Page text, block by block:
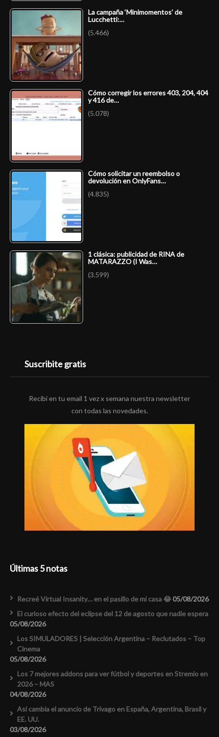
La campaña ‘Minimomentos’ de
Lucchetti:…
(5.466)
Cómo corregir los errores 403, 204, 404
y 416 de…
(5.078)
Cómo solicitar un reembolso o
devolución en OnlyFans…
(4.835)
1 clásica: publicidad de RINA de
MATARAZZO (I Was…
(3.599)
Suscribite gratis
Recibí en tu email 1 vez x semana nuestra newsletter
con todas las novedades.
Últimas 5 notas
Recreé Virtual Insanity… en el pasillo de mi casa 😂05/08/2026
El curioso efecto del eclipse del 12 de agosto que nadie espera
05/08/2026
Los SIMULADORES | Selección Argentina – Reclutados – Top
Cinema
05/08/2026
Los 7 mejores addons para ver fútbol y deportes en Stremio en
2026 – MAS
04/08/2026
Así cambia el anuncio de Trivago en España, Argentina, Brasil y
EE. UU.
03/08/2026